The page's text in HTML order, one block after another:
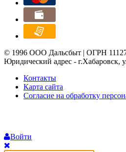
© 1996 ООО Дальсбыт | ОГРН
Юридический адрес - г.Хабаровск,
Контакты
Карта сайта
Согласие на обработку
Войти